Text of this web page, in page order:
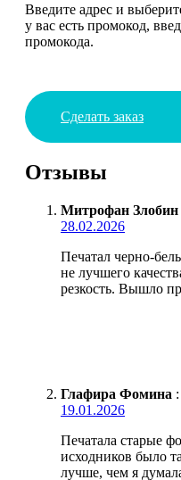
Введите адрес и
у вас есть промокод,
промокода.
Сделать заказ
Отзывы
Митрофан Злобин
28.02.2026
Печатал черно-
не лучшего
резкость. Вышло
Глафира Фомина :
19.01.2026
Печатала старые
исходников было
лучше, чем я